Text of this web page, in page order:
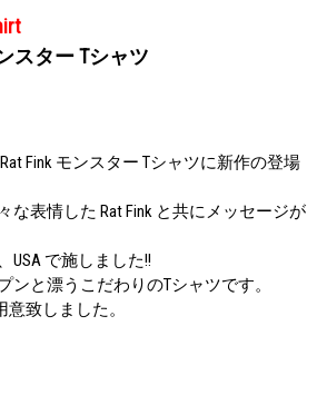
スター Tシャツ
Fink モンスター Tシャツに新作の登場
な表情した Rat Fink と共にメッセージが
USA で施しました!!
ンと漂うこだわりのTシャツです。
意致しました。